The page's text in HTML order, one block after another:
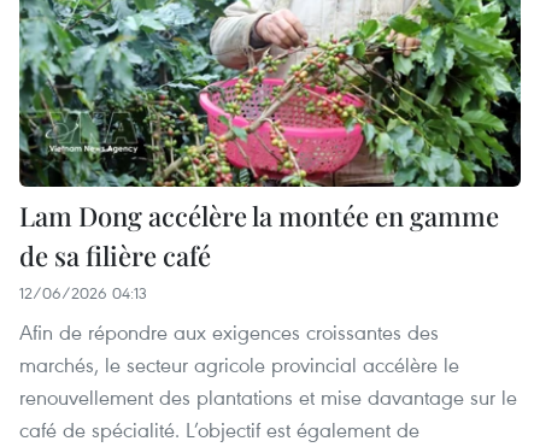
Lam Dong accélère la montée en gamme
de sa filière café
12/06/2026 04:13
Afin de répondre aux exigences croissantes des
marchés, le secteur agricole provincial accélère le
renouvellement des plantations et mise davantage sur le
café de spécialité. L’objectif est également de